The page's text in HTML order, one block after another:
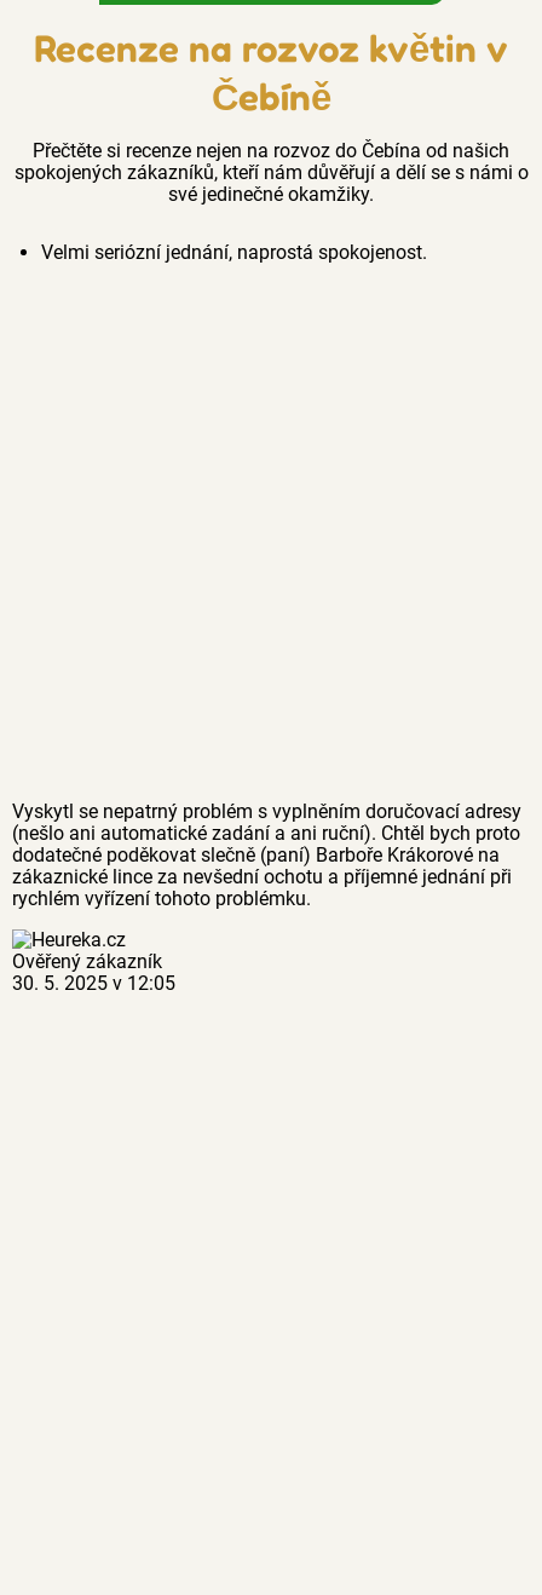
Recenze na rozvoz květin v
Čebíně
Přečtěte si recenze nejen na rozvoz do Čebína od našich
spokojených zákazníků, kteří nám důvěřují a dělí se s námi o
své jedinečné okamžiky.
Velmi seriózní jednání, naprostá spokojenost.
Vyskytl se nepatrný problém s vyplněním doručovací adresy
(nešlo ani automatické zadání a ani ruční). Chtěl bych proto
dodatečné poděkovat slečně (paní) Barboře Krákorové na
zákaznické lince za nevšední ochotu a příjemné jednání při
rychlém vyřízení tohoto problémku.
Ověřený zákazník
30. 5. 2025 v 12:05